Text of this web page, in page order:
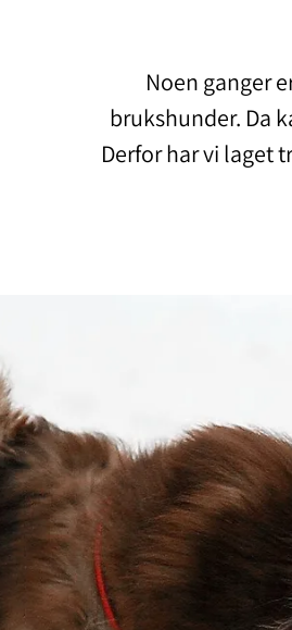
Noen ganger
brukshunder. Da
Derfor har vi laget